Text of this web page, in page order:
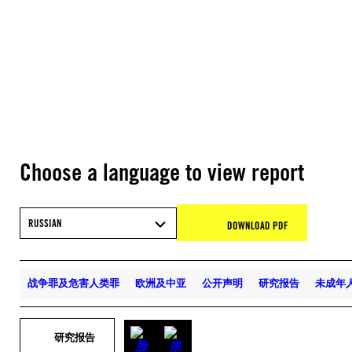
Choose a language to view report
RUSSIAN DOWNLOAD PDF
战争罪及危害人类罪 欧洲及中亚 公开声明 研究报告 未成年
研究报告